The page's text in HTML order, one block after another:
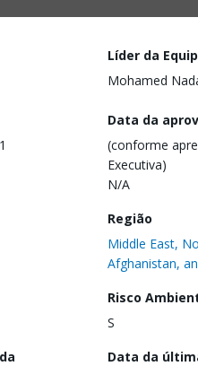
Líder da
Mohamed
Data da
(conforme
Executiva)
N/A
Região
Middle East,
Afghanistan,
Risco
S
Data da